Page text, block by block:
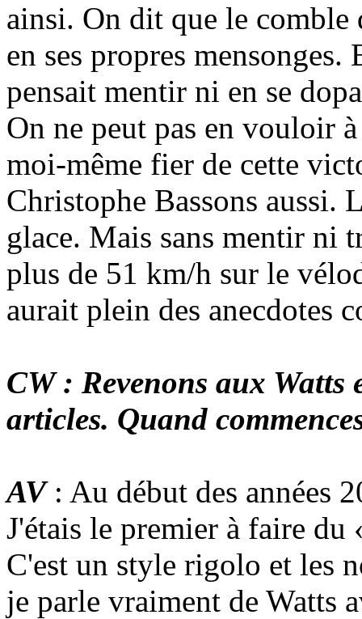
ainsi. On dit que le comble
en ses propres
pensait mentir ni en se
On ne peut pas en vouloir
moi-même fier de cette
Christophe Bassons aussi.
glace. Mais sans mentir ni
plus de 51 km/h sur le
aurait plein des anecdotes
CW : Revenons aux
articles. Quand
AV: Au début des années
J'étais le premier à faire
C'est un style rigolo et les
je parle vraiment de Watts